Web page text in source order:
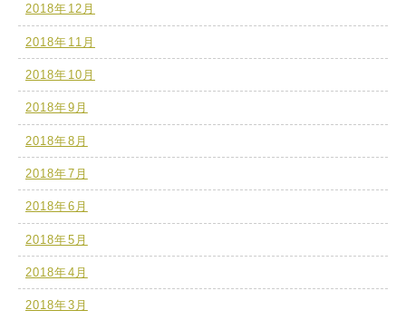
2018年12月
2018年11月
2018年10月
2018年9月
2018年8月
2018年7月
2018年6月
2018年5月
2018年4月
2018年3月